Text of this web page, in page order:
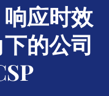
应时效
的公司